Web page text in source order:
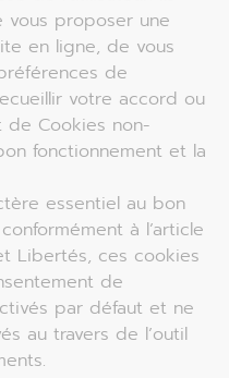
proposer une
en ligne, de vous
de
votre accord ou
Cookies non-
fonctionnement et la
essentiel au bon
à l’article
Libertés, ces cookies
de
par défaut et ne
au travers de l’outil